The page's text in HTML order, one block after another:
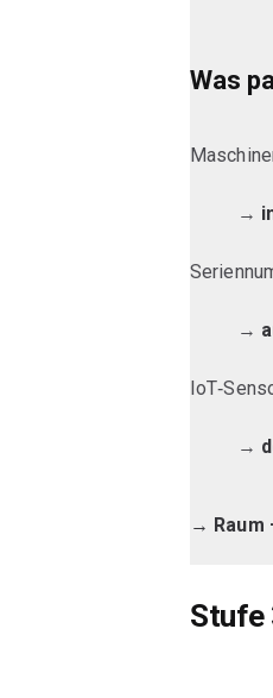
Was
→
→
→
→ Raum
Stufe